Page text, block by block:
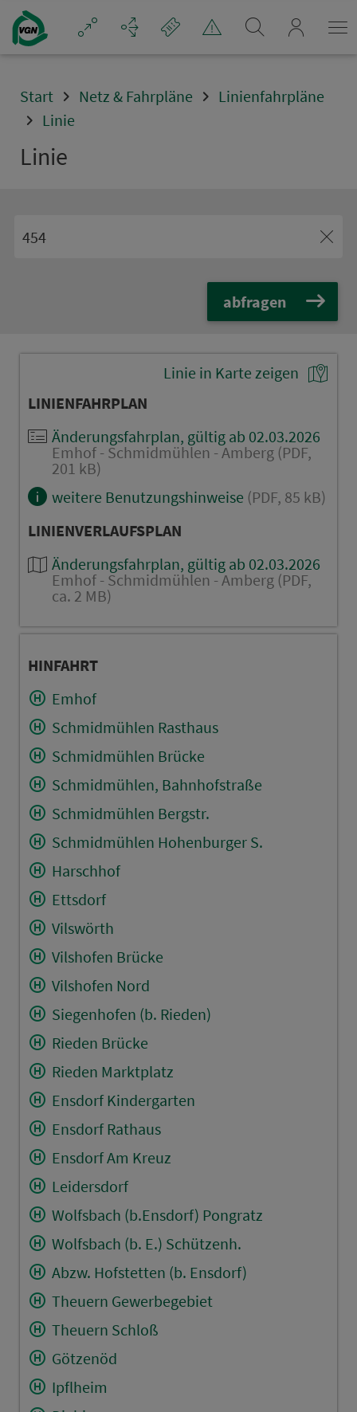
Navigation überspringen
Start Netz & Fahrpläne
Linienfahrpläne
Linie
Linie
abfragen
Linie in Karte zeigen
LINIENFAHRPLAN
Änderungsfahrplan, gültig ab 02.03.2026
Emhof - Schmidmühlen - Amberg (PDF,
201 kB)
weitere Benutzungshinweise (PDF, 85 kB)
LINIENVERLAUFSPLAN
Änderungsfahrplan, gültig ab 02.03.2026
Emhof - Schmidmühlen - Amberg (PDF,
ca. 2 MB)
HINFAHRT
Emhof
Schmidmühlen Rasthaus
Schmidmühlen Brücke
Schmidmühlen, Bahnhofstraße
Schmidmühlen Bergstr.
Schmidmühlen Hohenburger S.
Harschhof
Ettsdorf
Vilswörth
Vilshofen Brücke
Vilshofen Nord
Siegenhofen (b. Rieden)
Rieden Brücke
Rieden Marktplatz
Ensdorf Kindergarten
Ensdorf Rathaus
Ensdorf Am Kreuz
Leidersdorf
Wolfsbach (b.Ensdorf) Pongratz
Wolfsbach (b. E.) Schützenh.
Abzw. Hofstetten (b. Ensdorf)
Theuern Gewerbegebiet
Theuern Schloß
Götzenöd
Ipflheim